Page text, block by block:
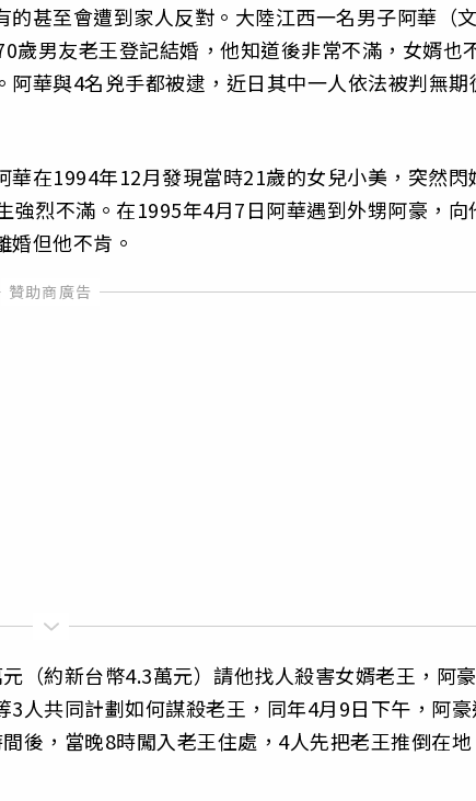
甚至會遭到家人反對。大陸江西一名男子阿華（
歲男友老王登記結婚，他知道後非常不滿，女婿也
華與4名兇手都被逮，近日其中一人依法被判無期
在1994年12月發現當時21歲的女兒小美，突然閃
強烈不滿。在1995年4月7日阿華遇到外甥阿豪，向
但他不肯。
（約新台幣4.3萬元）請他找人殺害女婿老王，阿豪
人共同計劃如何謀殺老王，同年4月9日下午，阿
後，當晚8時闖入老王住處，4人先把老王推倒在